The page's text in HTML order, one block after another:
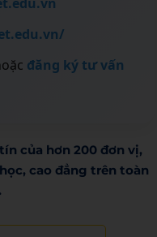
đăng ký tư vấn
của hơn 200 đơn vị,
cao đẳng trên toàn